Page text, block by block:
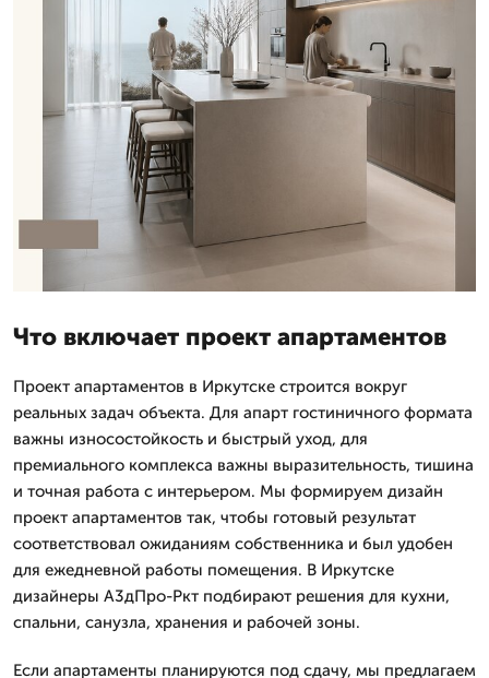
Что включает проект апартаментов
Проект апартаментов в Иркутске строится вокруг
реальных задач объекта. Для апарт гостиничного формата
важны износостойкость и быстрый уход, для
премиального комплекса важны выразительность, тишина
и точная работа с интерьером. Мы формируем дизайн
проект апартаментов так, чтобы готовый результат
соответствовал ожиданиям собственника и был удобен
для ежедневной работы помещения. В Иркутске
дизайнеры А3дПро-Ркт подбирают решения для кухни,
спальни, санузла, хранения и рабочей зоны.
Если апартаменты планируются под сдачу, мы предлагаем